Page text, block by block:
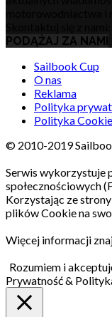
PODĄŻAJ ZA NAMI
Sailbook Cup
O nas
Reklama
Polityka
Polityka Cookie
© 2010-2019
Serwis wykorzystuje
społecznościowych
Korzystając ze
plików Cookie na
Więcej informacji
Rozumiem i
Prywatność &